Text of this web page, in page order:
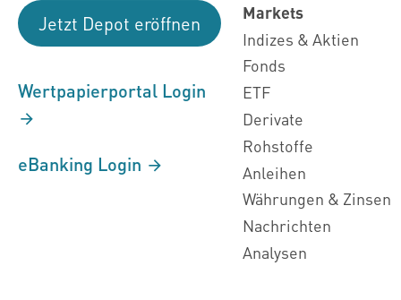
Jetzt Depot eröffnen
Wertpapierportal Login
eBanking Login
Markets
Indizes & Aktien
Fonds
ETF
Derivate
Rohstoffe
Anleihen
Währungen & Zinsen
Nachrichten
Analysen